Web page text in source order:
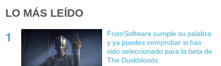
LO MÁS LEÍDO
FromSoftware cumple su palabra
y ya puedes comprobar si has
sido seleccionado para la beta de
The Duskbloods